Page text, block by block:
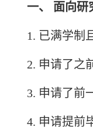
一、 面向研
1. 已满学制
2. 申请了之
3. 申请了前
4. 申请提前